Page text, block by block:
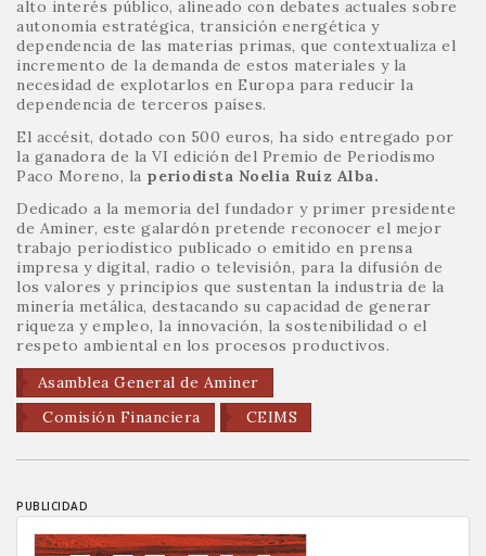
alto interés público, alineado con debates actuales sobre
autonomía estratégica, transición energética y
dependencia de las materias primas, que contextualiza el
incremento de la demanda de estos materiales y la
necesidad de explotarlos en Europa para reducir la
dependencia de terceros países.
El accésit, dotado con 500 euros, ha sido entregado por
la ganadora de la VI edición del Premio de Periodismo
Paco Moreno, la periodista Noelia Ruiz Alba.
Dedicado a la memoria del fundador y primer presidente
de Aminer, este galardón pretende reconocer el mejor
trabajo periodístico publicado o emitido en prensa
impresa y digital, radio o televisión, para la difusión de
los valores y principios que sustentan la industria de la
minería metálica, destacando su capacidad de generar
riqueza y empleo, la innovación, la sostenibilidad o el
respeto ambiental en los procesos productivos.
Asamblea General de Aminer
Comisión Financiera
CEIMS
PUBLICIDAD